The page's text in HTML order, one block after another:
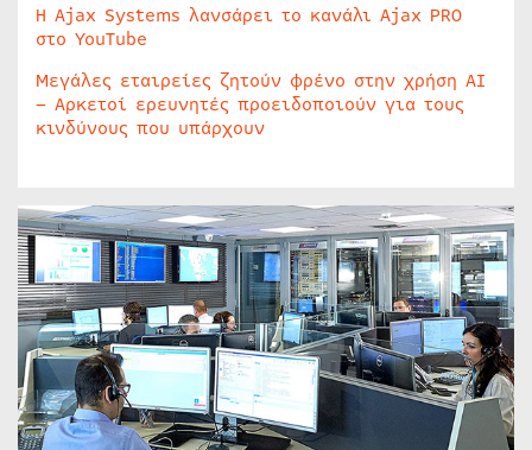
Η Ajax Systems λανσάρει το κανάλι Ajax PRO
στο YouTube
Μεγάλες εταιρείες ζητούν φρένο στην χρήση AI
– Αρκετοί ερευνητές προειδοποιούν για τους
κινδύνους που υπάρχουν